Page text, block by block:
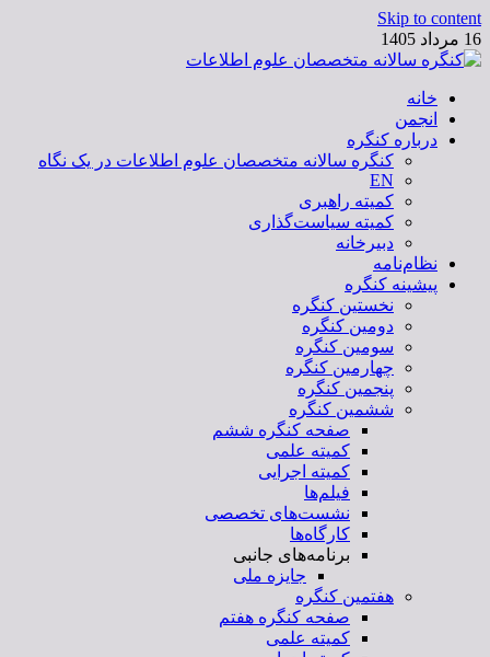
متخصصان علوم اطلاعات
سالانه متخصصان علوم اطلاعات در یک نگاه
راهبری
سیاست‌گذاری
کنگره
کنگره
کنگره
کنگره
کنگره
کنگره
صفحه کنگره ششم
کمیته اجرایی
نشست‌های تخصصی
برنامه‌های جانبی
کنگره
صفحه کنگره هفتم